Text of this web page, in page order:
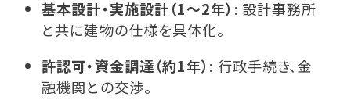
基本設計・実施設計（1～2年） : 設計事務所
と共に建物の仕様を具体化。
許認可・資金調達（約1年） : 行政手続き、金
融機関との交渉。